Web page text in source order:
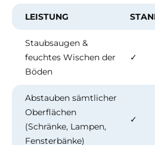
LEISTUNG
Staubsaugen &
feuchtes Wischen der
Böden
✓
Abstauben sämtlicher
Oberflächen
(Schränke, Lampen,
Fensterbänke)
✓